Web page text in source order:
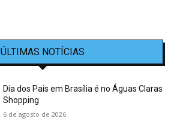
ÚLTIMAS NOTÍCIAS
Dia dos Pais em Brasília é no Águas Claras
Shopping
6 de agosto de 2026